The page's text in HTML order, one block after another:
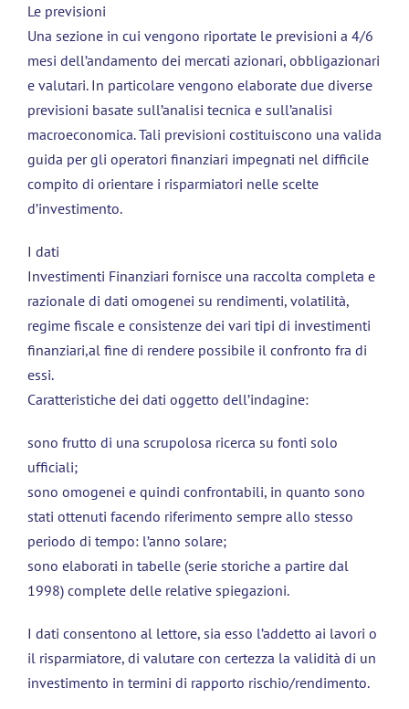
Le previsioni
Una sezione in cui vengono riportate le previsioni a 4/6
mesi dell’andamento dei mercati azionari, obbligazionari
e valutari. In particolare vengono elaborate due diverse
previsioni basate sull’analisi tecnica e sull’analisi
macroeconomica. Tali previsioni costituiscono una valida
guida per gli operatori finanziari impegnati nel difficile
compito di orientare i risparmiatori nelle scelte
d’investimento.
I dati
Investimenti Finanziari fornisce una raccolta completa e
razionale di dati omogenei su rendimenti, volatilità,
regime fiscale e consistenze dei vari tipi di investimenti
finanziari,al fine di rendere possibile il confronto fra di
essi.
Caratteristiche dei dati oggetto dell’indagine:
sono frutto di una scrupolosa ricerca su fonti solo
ufficiali;
sono omogenei e quindi confrontabili, in quanto sono
stati ottenuti facendo riferimento sempre allo stesso
periodo di tempo: l’anno solare;
sono elaborati in tabelle (serie storiche a partire dal
1998) complete delle relative spiegazioni.
I dati consentono al lettore, sia esso l’addetto ai lavori o
il risparmiatore, di valutare con certezza la validità di un
investimento in termini di rapporto rischio/rendimento.